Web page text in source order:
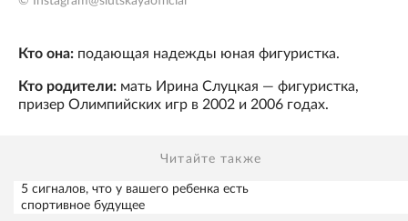
Кто она: подающая надежды юная фигуристка.
Кто родители: мать Ирина Слуцкая — фигуристка,
призер Олимпийских игр в 2002 и 2006 годах.
Читайте также
5 сигналов, что у вашего ребенка есть
спортивное будущее